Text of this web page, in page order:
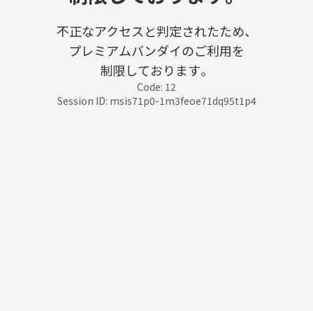
不正なアクセスと判定されたため、
プレミアムバンダイのご利用を
制限しております。
Code: 12
Session ID: msis71p0-1m3feoe71dq95t1p4